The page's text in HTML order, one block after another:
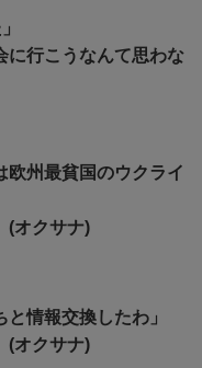
に行こうなんて思わな
欧州最貧国のウクライ
(オクサナ)
情報交換したわ」
(オクサナ)